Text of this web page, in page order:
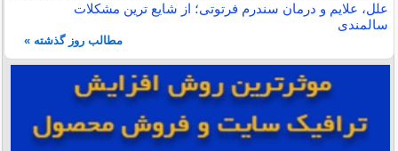
علل، علایم و درمان سندرم فرتوتی؛ از شایع ترین مشکلات
سالمندی
مطالب روز گذشته »